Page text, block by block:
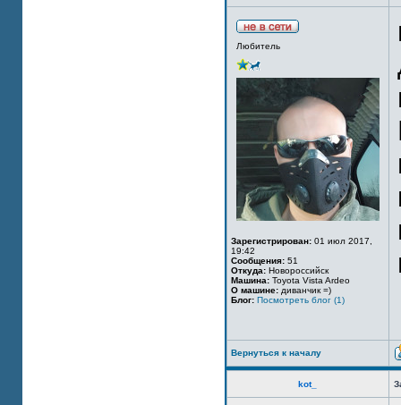
Любитель
Зарегистрирован: 01 июл 2017,
19:42
Сообщения: 51
Откуда: Новороссийск
Машина: Toyota Vista Ardeo
О машине: диванчик =)
Блог: Посмотреть блог (1)
Вернуться к началу
kot_